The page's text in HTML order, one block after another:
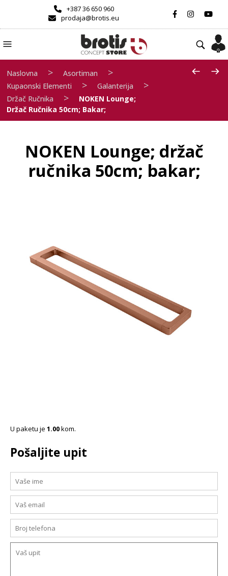
+387 36 650 960
prodaja@brotis.eu
Naslovna > Asortiman >
Kupaonski Elementi > Galanterija >
Držač Ručnika >
NOKEN Lounge;
Držač Ručnika 50cm; Bakar;
NOKEN Lounge; držač
ručnika 50cm; bakar;
U paketu je 1.00kom.
Pošaljite upit